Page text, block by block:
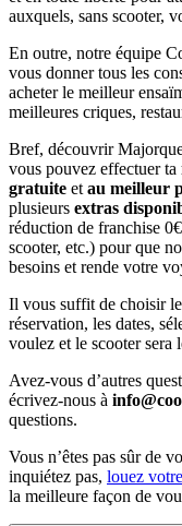
auxquels, sans scooter,
En outre, notre équipe
vous donner tous les
acheter le meilleur
meilleures criques,
Bref, découvrir
vous pouvez effectuer ta
gratuite et au meilleur
plusieurs extras
réduction de franchise
scooter, etc.) pour que
besoins et rende votre
Il vous suffit de choisir
réservation, les dates,
voulez et le scooter sera
Avez-vous d’autres
écrivez-nous à
questions.
Vous n’êtes pas sûr de
inquiétez pas, louez
la meilleure façon de